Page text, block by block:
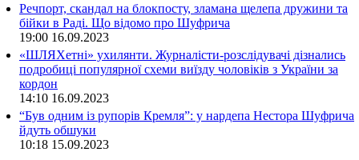
Речпорт, скандал на блокпосту, зламана щелепа дружини та
бійки в Раді. Що відомо про Шуфрича
19:00 16.09.2023
«ШЛЯХетні» ухилянти. Журналісти-розслідувачі дізнались
подробиці популярної схеми виїзду чоловіків з України за
кордон
14:10 16.09.2023
“Був одним із рупорів Кремля”: у нардепа Нестора Шуфрича
йдуть обшуки
10:18 15.09.2023